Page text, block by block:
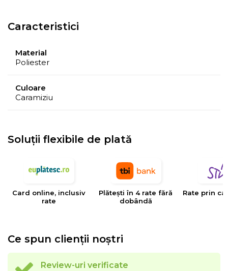
Caracteristici
Material
Poliester
Culoare
Caramiziu
Soluții flexibile de plată
Card online, inclusiv
rate
Plătești în 4 rate fără
dobândă
Rate prin
Ce spun clienții noștri
Review-uri verificate